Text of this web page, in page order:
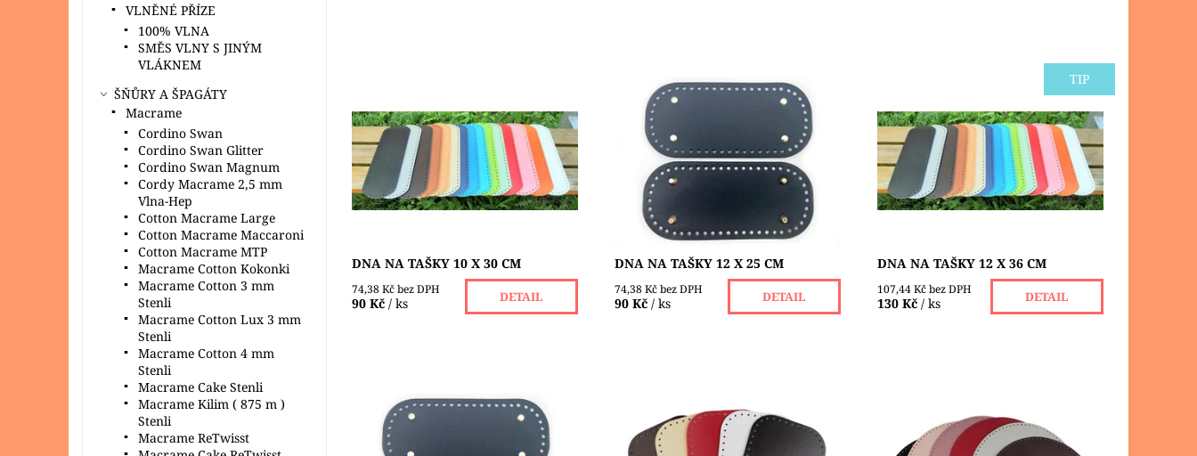
Dno z eko kůže je vhodné na výrobu
kabelek a tašek z přízí, macrame,
šňůr nebo špagátů. Má v sobě malé
otvory ( Ø 4 mm ) pro snadnější
práci....
Dostupnost:
Skladem 5 ks
DNA NA TAŠKY 10 X 30 CM
74,38 Kč bez DPH
90 Kč / ks DETAIL
Dno z eko kůže s nožičkami je vhodné
na výrobu kabelek a tašek z přízí,
macrame, šňůr nebo špagátů. Má v
sobě malé otvory ( Ø 4 mm ) pro...
Dostupnost:
Skladem 13 ks
DNA NA TAŠKY 12 X 25 CM
74,38 Kč bez DPH
90 Kč / ks DETAIL
TIP
Dno z eko kůže je vhodné na výrobu
kabelek a tašek z přízí, macrame,
šňůr nebo špagátů. Má v sobě malé
otvory ( Ø 4 mm ) pro snadnější
práci....
Dostupnost:
Skladem 6 ks
DNA NA TAŠKY 12 X 36 CM
107,44 Kč bez DPH
130 Kč / ks DETAIL
Dno z eko kůže s nožičkami je vhodné
na výrobu kabelek a tašek z přízí,
Dno z eko kůže je vhodné na výrobu
kabelek a tašek z přízí, macrame,
Dno z eko kůže je vhodné na výrobu
kabelek a tašek z přízí nebo
VLNĚNÉ PŘÍZE
100% VLNA
SMĚS VLNY S JINÝM
VLÁKNEM
ŠŇŮRY A ŠPAGÁTY
Macrame
Cordino Swan
Cordino Swan Glitter
Cordino Swan Magnum
Cordy Macrame 2,5 mm
Vlna-Hep
Cotton Macrame Large
Cotton Macrame Maccaroni
Cotton Macrame MTP
Macrame Cotton Kokonki
Macrame Cotton 3 mm
Stenli
Macrame Cotton Lux 3 mm
Stenli
Macrame Cotton 4 mm
Stenli
Macrame Cake Stenli
Macrame Kilim ( 875 m )
Stenli
Macrame ReTwisst